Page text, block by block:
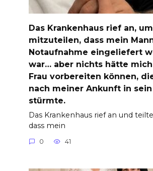
Das Krankenhaus rief an,
mitzuteilen, dass mein
Notaufnahme eingeliefert
war… aber nichts hätte
Frau vorbereiten können,
nach meiner Ankunft in
stürmte.
Das Krankenhaus rief an und
dass mein
0 41